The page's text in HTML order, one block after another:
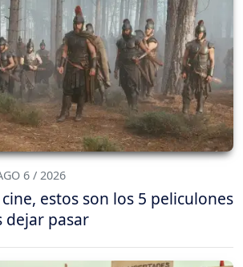
6 / 2026
estos son los 5 peliculones
dejar pasar